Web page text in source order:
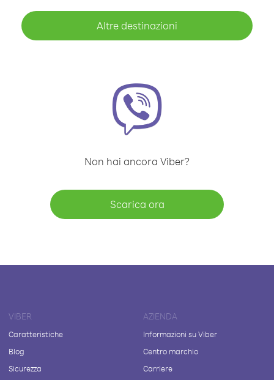
Altre destinazioni
Non hai ancora Viber?
Scarica ora
VIBER
Caratteristiche
Blog
Sicurezza
AZIENDA
Informazioni su Viber
Centro marchio
Carriere